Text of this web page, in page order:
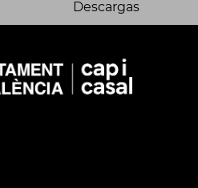
Descargas